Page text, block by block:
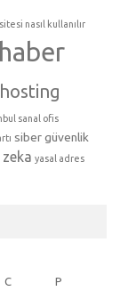
nasıl kullanılır
haber
hosting
sanal ofis
siber güvenlik
yasal adres
C P